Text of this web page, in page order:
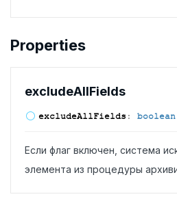
Properties
excludeAllFields
excludeAllFields : boolean
Если флаг включен, система
элемента из процедуры